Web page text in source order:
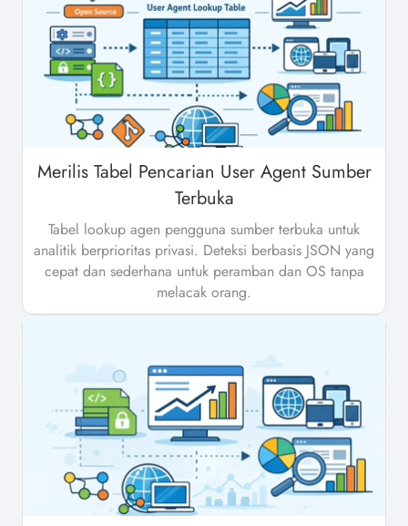
Merilis Tabel Pencarian User Agent Sumber
Terbuka
Tabel lookup agen pengguna sumber terbuka untuk
analitik berprioritas privasi. Deteksi berbasis JSON yang
cepat dan sederhana untuk peramban dan OS tanpa
melacak orang.